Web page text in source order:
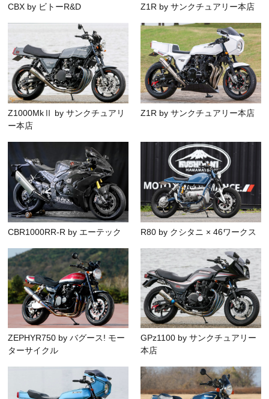
CBX by ビトーR&D Z1R by サンクチュアリー本店
Z1000MkⅡ by サンクチュアリ
ー本店
Z1R by サンクチュアリー本店
CBR1000RR-R by エーテック R80 by クシタニ × 46ワークス
ZEPHYR750 by バグース! モー
ターサイクル
GPz1100 by サンクチュアリー
本店